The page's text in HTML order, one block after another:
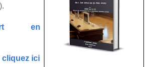
en
cliquez ici